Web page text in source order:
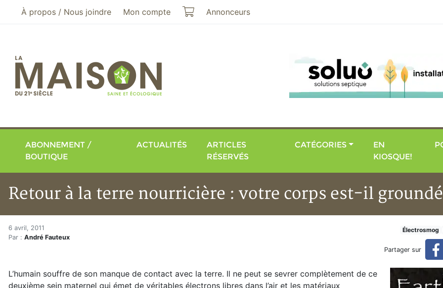
Aller au menu principal
Aller au contenu principal
À propos / Nous joindre Mon compte Mon panier
Annonceurs
ABONNEMENT /
BOUTIQUE
ACTUALITÉS
ARTICLES
RÉSERVÉS
CATÉGORIES
EN
KIOSQUE!
Retour à la terre nourricière : votre corps est-il
Accueil
Articles
Retour à la terre nourricière : votre corps est-il groundé?
Retour à la terre nourricière : votre corps est-il
6 avril, 2011
Par : André Fauteux
Électrosmog
Partager sur
L’humain souffre de son manque de contact avec la terre. Il ne peut se sevrer complètement de ce
deuxième sein maternel qui émet de véritables électrons libres dans l’air et les matériaux